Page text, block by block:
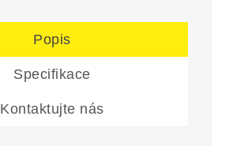
Popis
Specifikace
Kontaktujte nás